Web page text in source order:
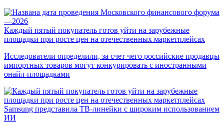
Каждый пятый покупатель готов уйти на зарубежные
площадки при росте цен на отечественных маркетплейсах
Исследователи определили, за счет чего российские продавцы
импортных товаров могут конкурировать с иностранными
онайл-площадками
Samsung представила ТВ-линейки с широким использованием
ИИ